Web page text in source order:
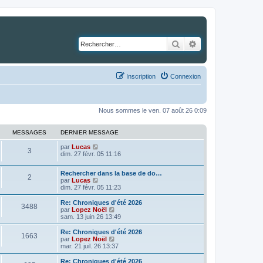
Rechercher
Connexion
Inscription
Nous sommes le ven. 07 août 26 0:09
MESSAGES DERNIER MESSAGE
3 par Lucas
o
s
u
t
e
r
l
e
d
e
r
n
i
e
dim. 27 févr. 05 11:16
2
Rechercher dans la base de do…
par Lucas
o
n
s
u
l
r
l
e
dim. 27 févr. 05 11:23
3488
Re: Chroniques d'été 2026
par Lopez Noël
o
n
s
l
e
sam. 13 juin 26 13:49
1663
Re: Chroniques d'été 2026
par Lopez Noël
o
n
s
mar. 21 juil. 26 13:37
Re: Chroniques d'été 2026